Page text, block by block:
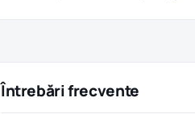
Întrebări frecvente